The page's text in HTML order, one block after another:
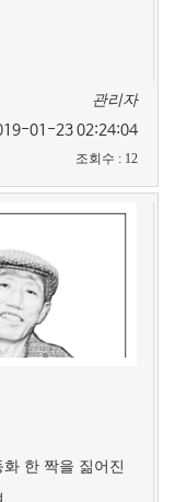
관리자
01-23 02:24:04
조회수 : 12
한 짝을 짊어진